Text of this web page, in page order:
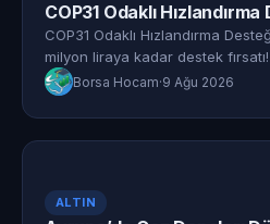
COP31 Odaklı
COP31 Odaklı Hızlandırma
milyon liraya kadar destek fırsatı!
Borsa Hocam·9 Ağu 2026
ALTIN